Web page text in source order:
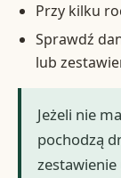
Przy kilku
Sprawdź
lub
Jeżeli nie
pochodzą